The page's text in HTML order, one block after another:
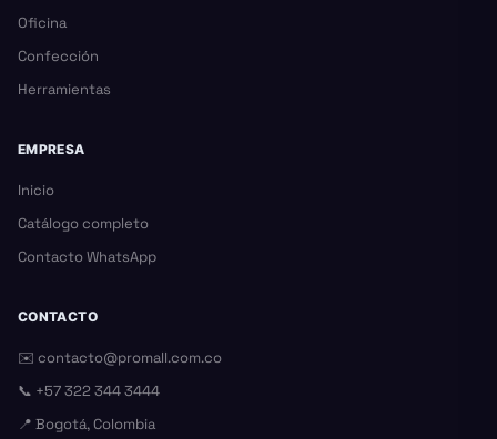
Oficina
Confección
Herramientas
EMPRESA
Inicio
Catálogo completo
Contacto WhatsApp
CONTACTO
✉️ contacto@promall.com.co
📞 +57 322 344 3444
📍 Bogotá, Colombia